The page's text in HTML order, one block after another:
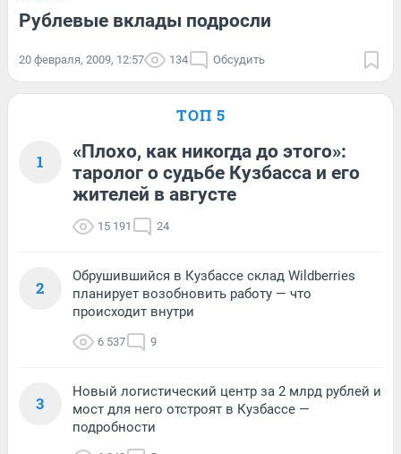
Рублевые вклады подросли
20 февраля, 2009, 12:57 134 Обсудить
ТОП 5
1
«Плохо, как никогда до этого»:
таролог о судьбе Кузбасса и его
жителей в августе
15 191 24
2
Обрушившийся в Кузбассе склад Wildberries
планирует возобновить работу — что
происходит внутри
6 537 9
3
Новый логистический центр за 2 млрд рублей и
мост для него отстроят в Кузбассе —
подробности